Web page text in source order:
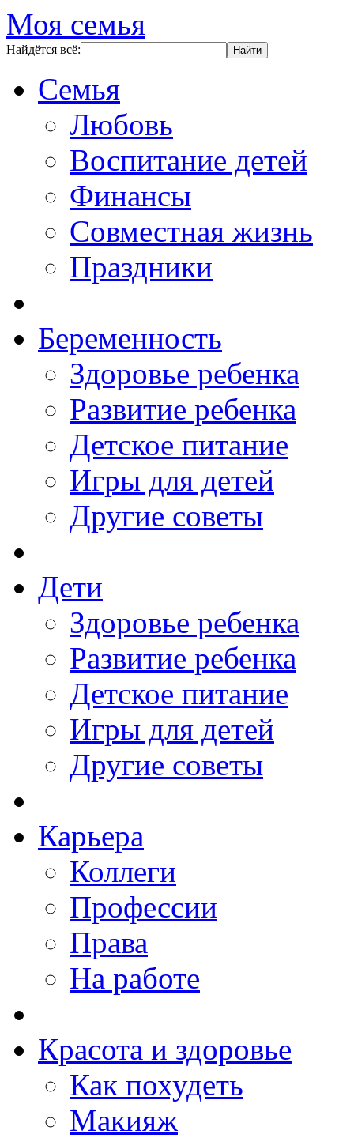
Моя семья
Найдётся всё:
Семья
Любовь
Воспитание детей
Финансы
Совместная жизнь
Праздники
Беременность
Здоровье ребенка
Развитие ребенка
Детское питание
Игры для детей
Другие советы
Дети
Здоровье ребенка
Развитие ребенка
Детское питание
Игры для детей
Другие советы
Карьера
Коллеги
Профессии
Права
На работе
Красота и здоровье
Как похудеть
Макияж